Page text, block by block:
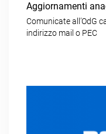
Aggiornamenti
Comunicate all’OdG
indirizzo mail o PEC